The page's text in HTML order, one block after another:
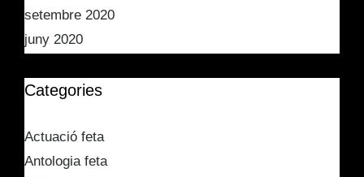
setembre 2020
juny 2020
Categories
Actuació feta
Antologia feta